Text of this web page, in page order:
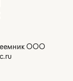
ООО